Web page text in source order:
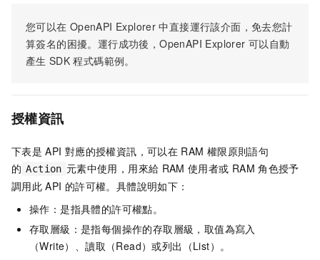
您可以在 OpenAPI Explorer 中直接運行該介面，免去您計
算簽名的困擾。運行成功後，OpenAPI Explorer 可以自動
產生 SDK 程式碼範例。
授權資訊
下表是 API 對應的授權資訊，可以在 RAM 權限原則語句
的 Action 元素中使用，用來給 RAM 使用者或 RAM 角色授予
調用此 API 的許可權。具體說明如下：
操作：是指具體的許可權點。
存取層級：是指每個操作的存取層級，取值為寫入
（Write）、讀取（Read）或列出（List）。